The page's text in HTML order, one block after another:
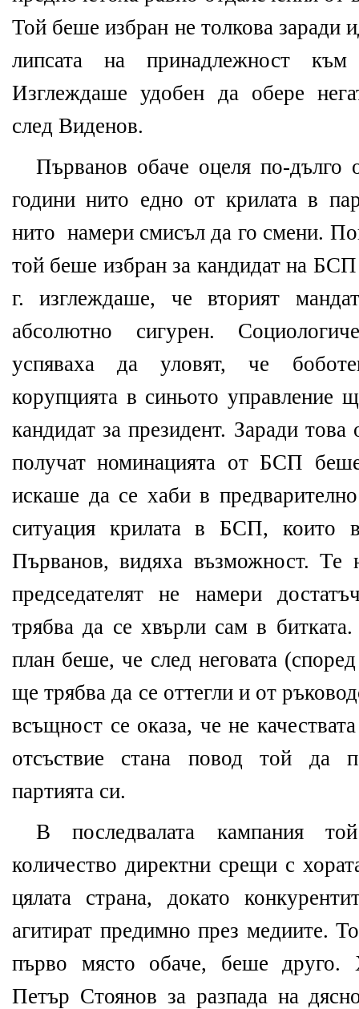
Той беше избран не толкова заради
липсата на принадлежност
Изглеждаше удобен да обере
след Виденов.
Първанов обаче оцеля по-дълго
години нито едно от крилата в
нито намери смисъл да го смени.
той беше избран за кандидат на
г. изглеждаше, че вторият
абсолютно сигурен.
успяваха да уловят, че
корупцията в синьото управление
кандидат за президент. Заради
получат номинацията от БСП
искаше да се хаби в
ситуация крилата в БСП, които
Първанов, видяха възможност. Те
председателят не намери
трябва да се хвърли сам в
план беше, че след неговата
ще трябва да се оттегли и от
всъщност се оказа, че не
отсъствие стана повод той да
партията си.
В последвалата кампания
количество директни срещи с
цялата страна, докато
агитират предимно през медиите.
първо място обаче, беше друго.
Петър Стоянов за разпада на